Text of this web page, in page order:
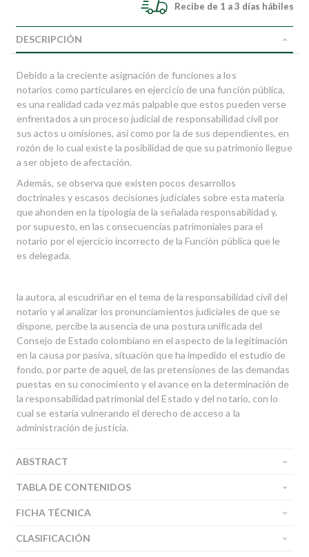
Recibe de 1 a 3 días hábiles
DESCRIPCIÓN
Debido a la creciente asignación de funciones a los
notarios como particulares en ejercicio de una función pública,
es una realidad cada vez más palpable que estos pueden verse
enfrentados a un proceso judicial de responsabilidad civil por
sus actos u omisiones, así como por la de sus dependientes, en
rozón de lo cual existe la posibilidad de que su patrimonio llegue
a ser objeto de afectación.
Además, se observa que existen pocos desarrollos
doctrinales y escasos decisiones judiciales sobre esta materia
que ahonden en la tipología de la señalada responsabilidad y,
por supuesto, en las consecuencias patrimoniales para el
notario por el ejercicio incorrecto de la Función pública que le
es delegada.
la autora, al escudriñar en el tema de la responsabilidad civil del
notario y al analizar los pronunciamientos judiciales de que se
dispone, percibe la ausencia de una postura unificada del
Consejo de Estado colombiano en el aspecto de la legitimación
en la causa por pasiva, situación que ha impedido el estudio de
fondo, por parte de aquel, de las pretensiones de las demandas
puestas en su conocimiento y el avance en la determinación de
la responsabilidad patrimonial del Estado y del notario, con lo
cual se estaría vulnerando el derecho de acceso a la
administración de justicia.
ABSTRACT
TABLA DE CONTENIDOS
FICHA TÉCNICA
CLASIFICACIÓN